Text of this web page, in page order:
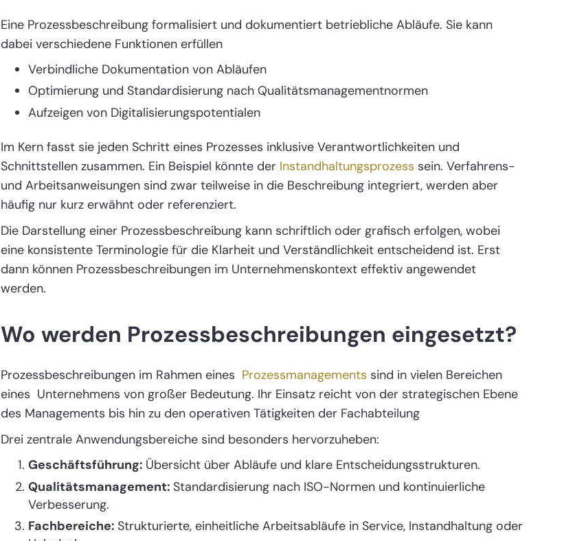
Eine Prozessbeschreibung formalisiert und dokumentiert betriebliche Abläufe. Sie kann
dabei verschiedene Funktionen erfüllen
Verbindliche Dokumentation von Abläufen
Optimierung und Standardisierung nach Qualitätsmanagementnormen
Aufzeigen von Digitalisierungspotentialen
Im Kern fasst sie jeden Schritt eines Prozesses inklusive Verantwortlichkeiten und
Schnittstellen zusammen. Ein Beispiel könnte der Instandhaltungsprozess sein. Verfahrens-
und Arbeitsanweisungen sind zwar teilweise in die Beschreibung integriert, werden aber
häufig nur kurz erwähnt oder referenziert.
Die Darstellung einer Prozessbeschreibung kann schriftlich oder grafisch erfolgen, wobei
eine konsistente Terminologie für die Klarheit und Verständlichkeit entscheidend ist. Erst
dann können Prozessbeschreibungen im Unternehmenskontext effektiv angewendet
werden.
Wo werden Prozessbeschreibungen eingesetzt?
Prozessbeschreibungen im Rahmen eines Prozessmanagements sind in vielen Bereichen
eines Unternehmens von großer Bedeutung. Ihr Einsatz reicht von der strategischen Ebene
des Managements bis hin zu den operativen Tätigkeiten der Fachabteilung
Drei zentrale Anwendungsbereiche sind besonders hervorzuheben:
Geschäftsführung: Übersicht über Abläufe und klare Entscheidungsstrukturen.
Qualitätsmanagement: Standardisierung nach ISO-Normen und kontinuierliche
Verbesserung.
Fachbereiche: Strukturierte, einheitliche Arbeitsabläufe in Service, Instandhaltung oder